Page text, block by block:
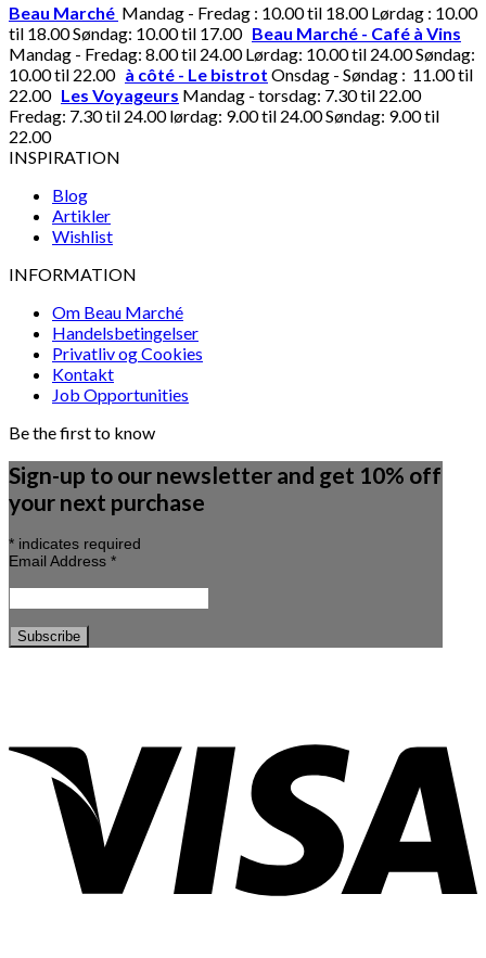
Beau Marché Mandag - Fredag : 10.00 til 18.00 Lørdag : 10.00
til 18.00 Søndag: 10.00 til 17.00 Beau Marché - Café à Vins
Mandag - Fredag: 8.00 til 24.00 Lørdag: 10.00 til 24.00 Søndag:
10.00 til 22.00 à côté - Le bistrot Onsdag - Søndag : 11.00 til
22.00 Les Voyageurs Mandag - torsdag: 7.30 til 22.00
Fredag: 7.30 til 24.00 lørdag: 9.00 til 24.00 Søndag: 9.00 til
22.00
INSPIRATION
Blog
Artikler
Wishlist
INFORMATION
Om Beau Marché
Handelsbetingelser
Privatliv og Cookies
Kontakt
Job Opportunities
Be the first to know
Sign-up to our newsletter and get 10% off
your next purchase
* indicates required
Email Address *